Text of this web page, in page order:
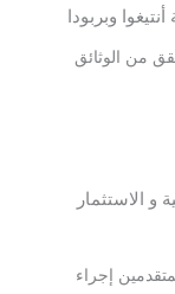
وبربودا
من الوثائق
و الاستثمار
إجراء